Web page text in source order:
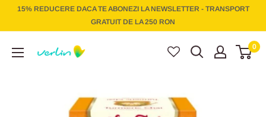
15% REDUCERE DACA TE ABONEZI LA NEWSLETTER - TRANSPORT
GRATUIT DE LA 250 RON
0